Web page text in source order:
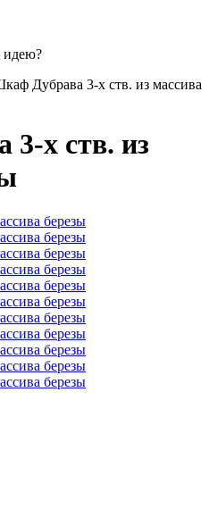
Дубрава 3-х ств. из массива
х ств. из